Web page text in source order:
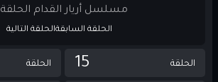
مسلسل أريار القدام الحلقة 4
الحلقة السابقةالحلقة التالية
الحلقة 15 الحلقة